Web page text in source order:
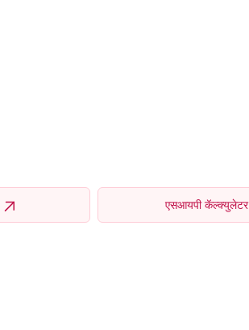
एसआयपी कॅल्क्युलेटर